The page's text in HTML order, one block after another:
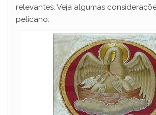
relevantes. Veja algumas
pelicano: